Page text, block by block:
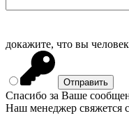
докажите, что вы
Спасибо за Ваше
Наш менеджер свяжется